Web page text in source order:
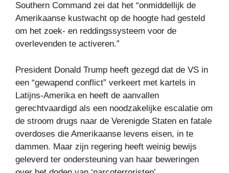
Southern Command zei dat het “onmiddellijk de
Amerikaanse kustwacht op de hoogte had gesteld
om het zoek- en reddingssysteem voor de
overlevenden te activeren.”
President Donald Trump heeft gezegd dat de VS in
een “gewapend conflict” verkeert met kartels in
Latijns-Amerika en heeft de aanvallen
gerechtvaardigd als een noodzakelijke escalatie om
de stroom drugs naar de Verenigde Staten en fatale
overdoses die Amerikaanse levens eisen, in te
dammen. Maar zijn regering heeft weinig bewijs
geleverd ter ondersteuning van haar beweringen